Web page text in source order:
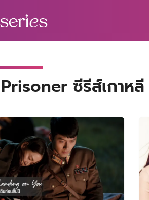
ซีรีส์เกาหลี